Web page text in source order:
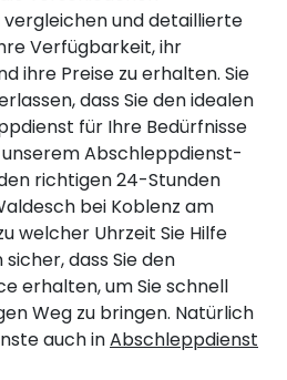
und detaillierte
Verfügbarkeit, ihr
ihre Preise zu erhalten. Sie
dass Sie den idealen
für Ihre Bedürfnisse
Abschleppdienst-
richtigen 24-Stunden
bei Koblenz am
welcher Uhrzeit Sie Hilfe
dass Sie den
erhalten, um Sie schnell
Weg zu bringen. Natürlich
auch inAbschleppdienst